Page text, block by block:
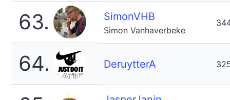
63. SimonVHB
Simon Vanhaverbeke
64. DeruytterA